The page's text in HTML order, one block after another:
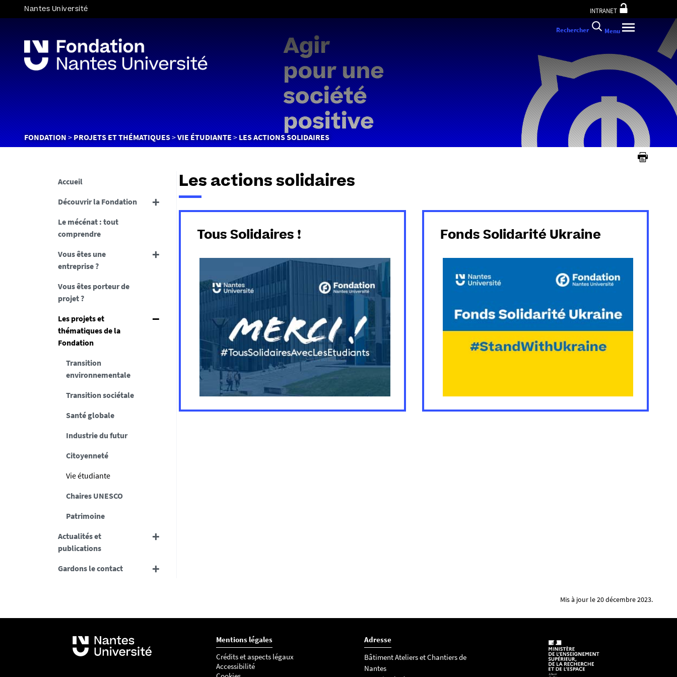
au
Nantes Université INTRANET
Vous
êtes
FONDATION PROJETS ET THÉMATIQUES VIE ÉTUDIANTE LES ACTIONS SOLIDAIRES
Rechercher Menu
Accueil
Découvrir la Fondation
Le mécénat : tout
comprendre
Vous êtes une
entreprise ?
Vous êtes porteur de
projet ?
Les projets et
thématiques de la
Fondation
Transition
environnementale
Transition sociétale
Santé globale
Industrie du futur
Citoyenneté
Vie étudiante
Chaires UNESCO
Patrimoine
Actualités et
publications
Gardons le contact
Les actions solidaires
Tous Solidaires ! Fonds Solidarité Ukraine
Mis à jour le 20 décembre 2023.
Mentions légales
Crédits et aspects légaux
Accessibilité
Adresse
Bâtiment Ateliers et Chantiers de
Nantes